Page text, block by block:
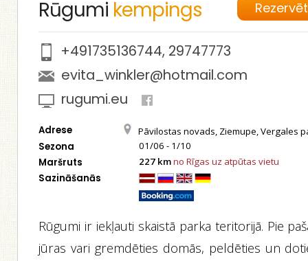
Rūgumi kempings Rezervēt
+491735136744, 29747773
evita_winkler@hotmail.com
rugumi.eu
Adrese Pāvilostas novads, Ziemupe, Vergales
Sezona 01/06 - 1/10
Maršruts 227 kmno Rīgas uz atpūtas vietu
Sazināšanās
Rūgumi ir iekļauti skaistā parka teritorijā. Pie
jūras vari gremdēties domās, peldēties un